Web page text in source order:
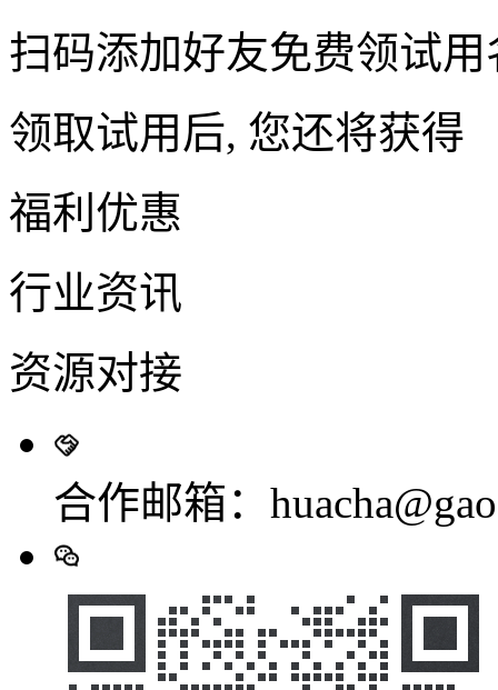
扫码添加好友免费领试用
领取试用后, 您还将获得
福利优惠
行业资讯
资源对接
合作邮箱：